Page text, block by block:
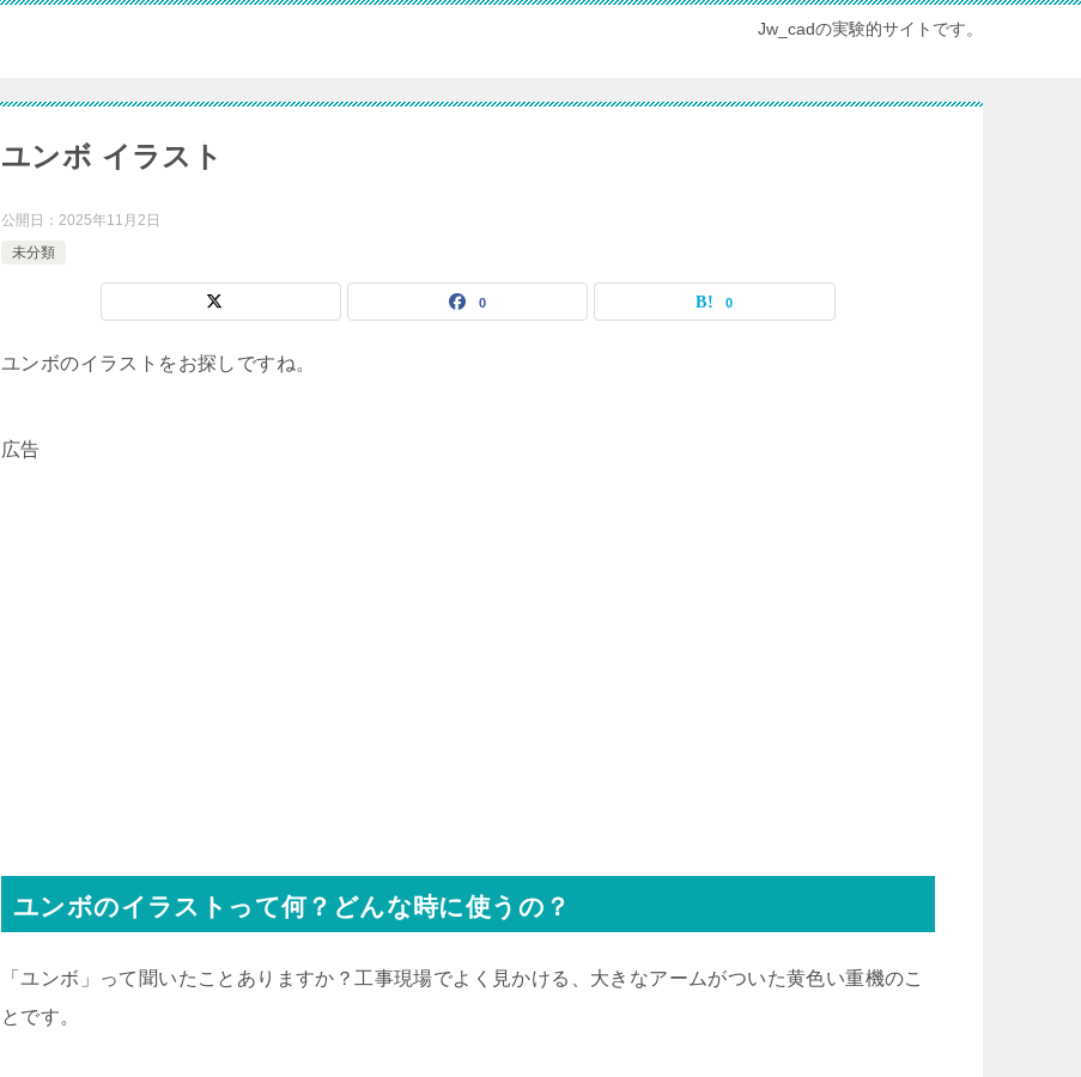
Jw_cadの実験的サイトです。
ユンボ イラスト
公開日： 2025年11月2日
未分類
0 0
ユンボのイラストをお探しですね。
広告
ユンボのイラストって何？どんな時に使うの？
「ユンボ」って聞いたことありますか？工事現場でよく見かける、大きなアームがついた黄色い重機のこ
とです。